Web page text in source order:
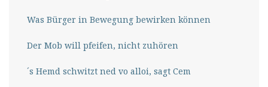
Was Bürger in Bewegung bewirken können
Der Mob will pfeifen, nicht zuhören
´s Hemd schwitzt ned vo alloi, sagt Cem